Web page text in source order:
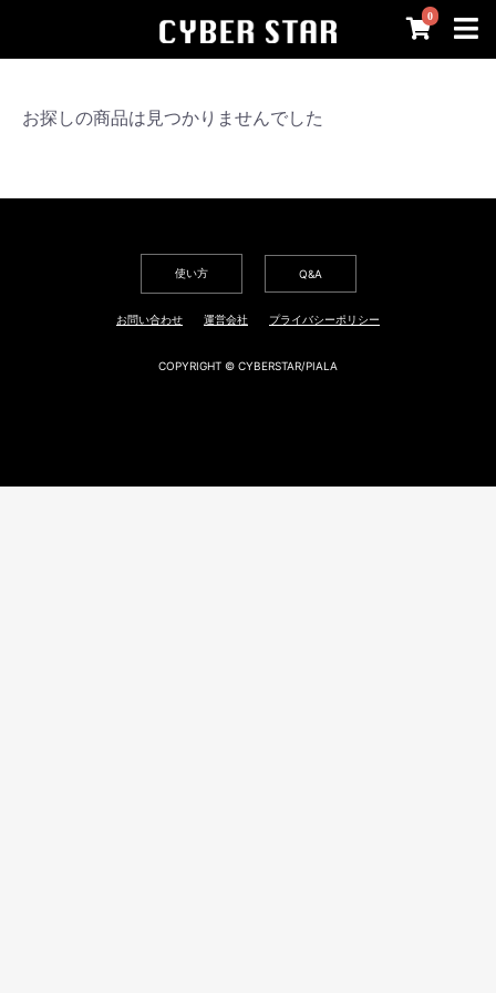
0
お探しの商品は見つかりませんでした
使い方 Q&A
お問い合わせ 運営会社 プライバシーポリシー
COPYRIGHT © CYBERSTAR/PIALA